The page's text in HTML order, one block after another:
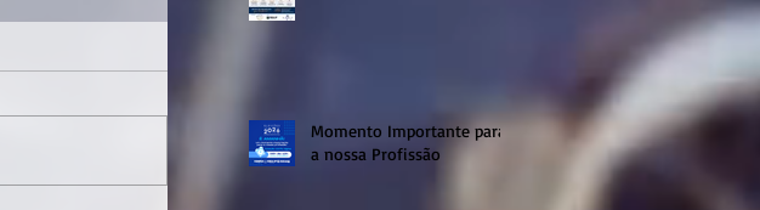
Momento Importante para
a nossa Profissão